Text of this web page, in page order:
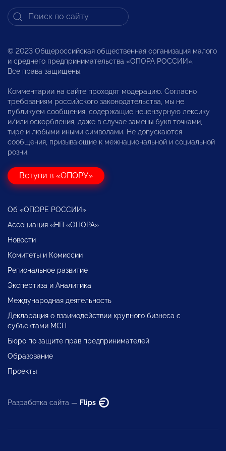
© 2023 Общероссийская общественная организация малого
и среднего предпринимательства «ОПОРА РОССИИ».
Все права защищены.
Комментарии на сайте проходят модерацию. Согласно
требованиям российского законодательства, мы не
публикуем сообщения, содержащие нецензурную лексику
и/или оскорбления, даже в случае замены букв точками,
тире и любыми иными символами. Не допускаются
сообщения, призывающие к межнациональной и социальной
розни.
Вступи в «ОПОРУ»
Об «ОПОРЕ РОССИИ»
Ассоциация «НП «ОПОРА»
Новости
Комитеты и Комиссии
Региональное развитие
Экспертиза и Аналитика
Международная деятельность
Декларация о взаимодействии крупного бизнеса с
субъектами МСП
Бюро по защите прав предпринимателей
Образование
Проекты
Разработка сайта — Flips